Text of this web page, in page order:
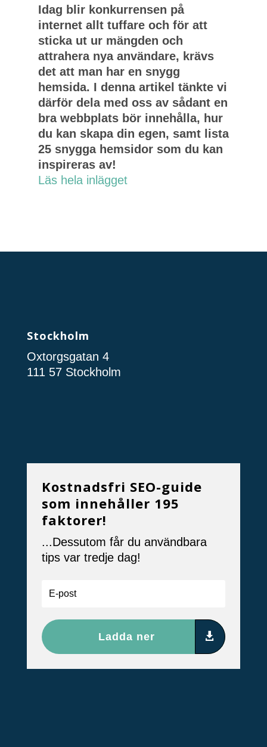
Idag blir konkurrensen på
internet allt tuffare och för att
sticka ut ur mängden och
attrahera nya användare, krävs
det att man har en snygg
hemsida. I denna artikel tänkte vi
därför dela med oss av sådant en
bra webbplats bör innehålla, hur
du kan skapa din egen, samt lista
25 snygga hemsidor som du kan
inspireras av!
Läs hela inlägget
Stockholm
Oxtorgsgatan 4
111 57 Stockholm
Kostnadsfri SEO-guide
som innehåller 195
faktorer!
...Dessutom får du användbara
tips var tredje dag!
Ladda ner